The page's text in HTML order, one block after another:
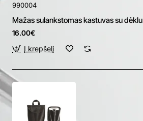
990004
Mažas sulankstomas kastuvas su dėklu
16.00€
Į krepšelį